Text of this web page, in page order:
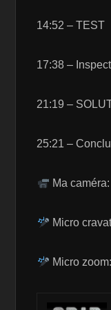
14:52 – TEST
17:38 –
21:19 –
25:21 –
Ma caméra:
Micro
Micro zoom: